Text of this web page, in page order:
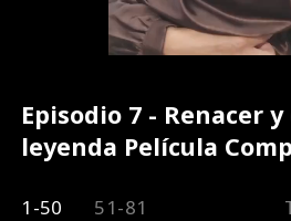
Episodio 7 - Renacer
leyenda Película
1-50 51-81